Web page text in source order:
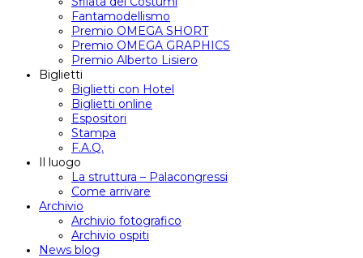
Fantamodellismo
Premio OMEGA SHORT
Premio OMEGA GRAPHICS
Premio Alberto Lisiero
Biglietti
Biglietti con Hotel
Biglietti online
Espositori
Stampa
F.A.Q.
Il luogo
La struttura – Palacongressi
Come arrivare
Archivio
Archivio fotografico
Archivio ospiti
News blog